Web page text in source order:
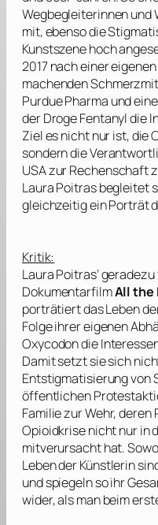
Wegbegleiterinnen und
mit, ebenso die
Kunstszene hoch
2017 nach einer
machenden
Purdue Pharma und
der Droge Fentanyl die
Ziel es nicht nur ist, die
sondern die
USA zur Rechenschaft
Laura Poitrasbegleitet
gleichzeitig ein Porträt
Kritik:
Laura Poitras’
DokumentarfilmAll the
porträtiert das Leben
Folge ihrer eigenen
Oxycodon die
Damit setzt sie sich
Entstigmatisierung von
öffentlichen
Familie zur Wehr,
Opioidkrise nicht nur in
mitverursacht hat.
Leben der Künstlerin
und spiegeln so ihr
wider, als man beim